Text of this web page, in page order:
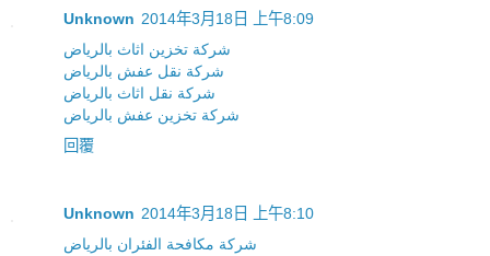
Unknown 2014年3月18日 上午8:09
شركة تخزين اثاث بالرياض
شركة نقل عفش بالرياض
شركة نقل اثاث بالرياض
شركة تخزين عفش بالرياض
回覆
Unknown 2014年3月18日 上午8:10
شركة مكافحة الفئران بالرياض